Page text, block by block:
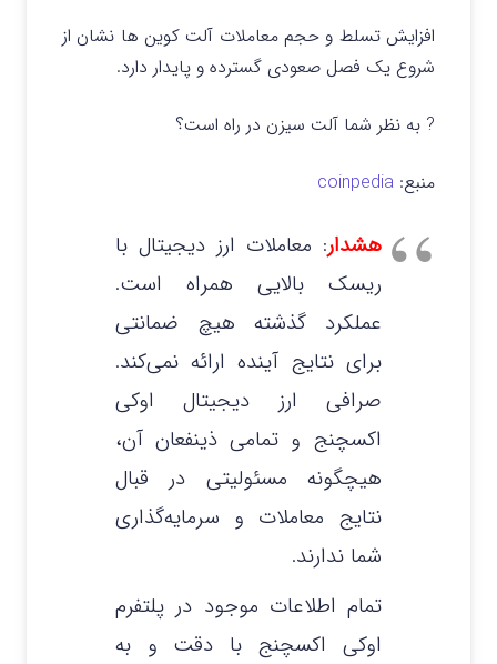
افزایش تسلط و حجم معاملات آلت کوین ها نشان از
شروع یک فصل صعودی گسترده و پایدار دارد.
? به نظر شما آلت سیزن در راه است؟
منبع: coinpedia
هشدار: معاملات ارز دیجیتال با
ریسک بالایی همراه است.
عملکرد گذشته هیچ ضمانتی
برای نتایج آینده ارائه نمی‌کند.
صرافی ارز دیجیتال اوکی
اکسچنج و تمامی ذینفعان آن،
هیچگونه مسئولیتی در قبال
نتایج معاملات و سرمایه‌گذاری
شما ندارند.
تمام اطلاعات موجود در پلتفرم
اوکی اکسچنج با دقت و به